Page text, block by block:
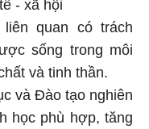
quan có trách
sống trong môi
và tinh thần.
và Đào tạo nghiên
học phù hợp, tăng